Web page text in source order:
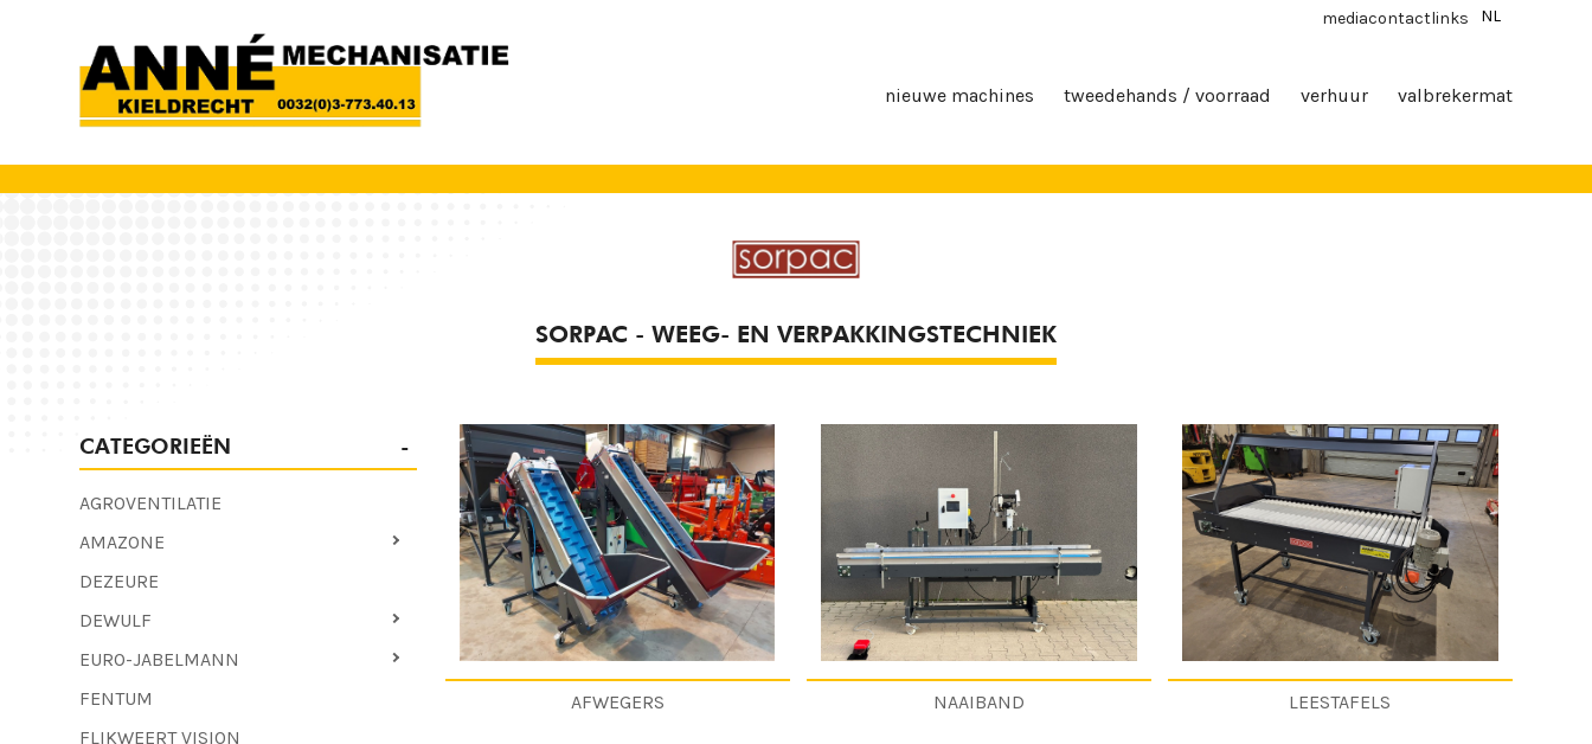
mediacontactlinks NL
nieuwe machines tweedehands / voorraad verhuur valbrekermat
SORPAC - WEEG- EN VERPAKKINGSTECHNIEK
CATEGORIEËN
AGROVENTILATIE
AMAZONE
DEZEURE
DEWULF
EURO-JABELMANN
FENTUM
FLIKWEERT VISION
AFWEGERS NAAIBAND LEESTAFELS